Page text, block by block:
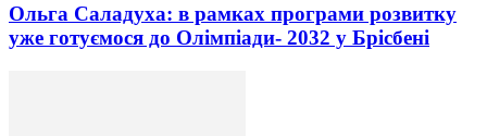
Ольга Саладуха: в рамках програми розвитку
уже готуємося до Олімпіади- 2032 у Брісбені